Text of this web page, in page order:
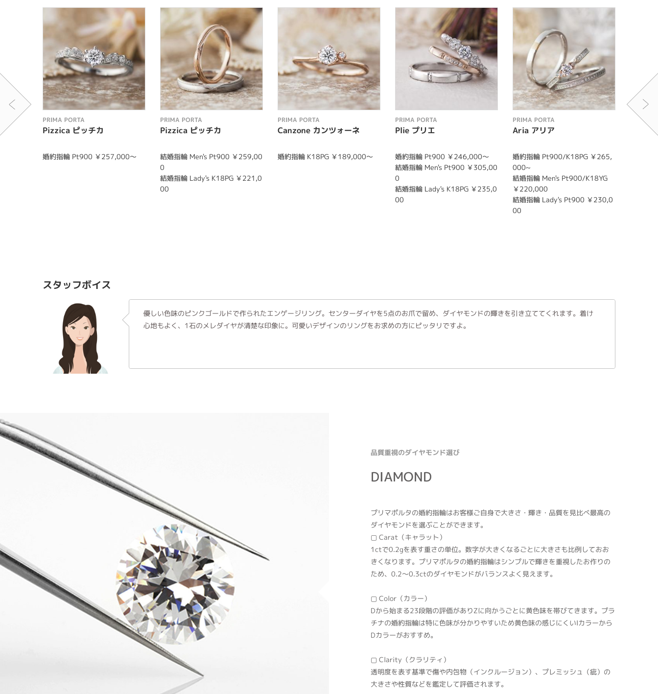
PRIMA PORTA
Pizzica ピッチカ
婚約指輪 Pt900 ￥257,000～
PRIMA PORTA
Pizzica ピッチカ
結婚指輪 Men's Pt900 ￥259,00
0
結婚指輪 Lady's K18PG ￥221,0
00
PRIMA PORTA
Canzone カンツォーネ
婚約指輪 K18PG ￥189,000～
PRIMA PORTA
Plie プリエ
婚約指輪 Pt900 ￥246,000～
結婚指輪 Men's Pt900 ￥305,00
0
結婚指輪 Lady's K18PG ￥235,0
00
PRIMA PORTA
Aria アリア
婚約指輪 Pt900/K18PG ￥265,
000~
結婚指輪 Men's Pt900/K18YG
￥220,000
結婚指輪 Lady's Pt900 ￥230,0
00
PRIMA
スタッフボイス
優しい色味のピンクゴールドで作られたエンゲージリング。センターダイヤを5点のお爪で留め、ダイヤモンドの輝きを引き立ててくれます。着け
心地もよく、1石のメレダイヤが清楚な印象に。可愛いデザインのリングをお求めの方にピッタリですよ。
品質重視のダイヤモンド選び
DIAMOND
プリマポルタの婚約指輪はお客様ご自身で大きさ・輝き・品質を見比べ最高の
ダイヤモンドを選ぶことができます。
▢ Carat（キャラット）
1ctで0.2gを表す重さの単位。数字が大きくなるごとに大きさも比例しておお
きくなります。プリマポルタの婚約指輪はシンプルで輝きを重視したお作りの
ため、0.2～0.3ctのダイヤモンドがバランスよく見えます。
▢ Color（カラー）
Dから始まる23段階の評価がありZに向かうごとに黄色味を帯びてきます。プラ
チナの婚約指輪は特に色味が分かりやすいため黄色味の感じにくいIカラーから
Dカラーがおすすめ。
▢ Clarity（クラリティ）
透明度を表す基準で傷や内包物（インクルージョン）、プレミッシュ（疵）の
大きさや性質などを鑑定して評価されます。